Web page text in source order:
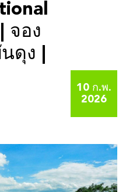
จอง
ดุง |
10 ก.พ.
2026